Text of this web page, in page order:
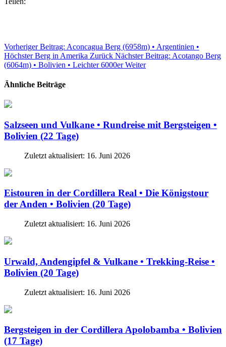
Vorheriger Beitrag: Aconcagua Berg (6958m) • Argentinien •
Höchster Berg in Amerika Zurück Nächster Beitrag: Acotango Berg
(6064m) • Bolivien • Leichter 6000erWeiter
Ähnliche Beiträge
Salzseen und Vulkane • Rundreise mit Bergsteigen •
Bolivien (22 Tage)
Zuletzt aktualisiert: 16. Juni 2026
Eistouren in der Cordillera Real • Die Königstour
der Anden • Bolivien (20 Tage)
Zuletzt aktualisiert: 16. Juni 2026
Urwald, Andengipfel & Vulkane • Trekking-Reise •
Bolivien (20 Tage)
Zuletzt aktualisiert: 16. Juni 2026
Bergsteigen in der Cordillera Apolobamba • Bolivien
(17 Tage)